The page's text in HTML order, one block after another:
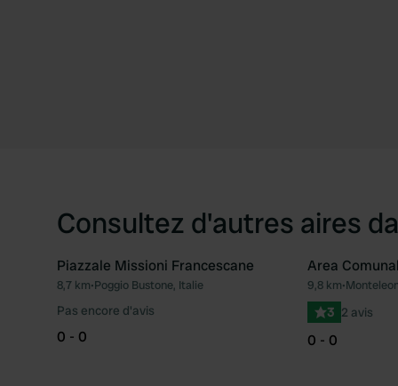
Consultez d'autres aires
Préféré
Piazzale Missioni Francescane
8,7 km•Poggio Bustone, Italie
Pas encore d'avis
0 - 0
Area
9,8 km•
3 2 avis
0 - 0